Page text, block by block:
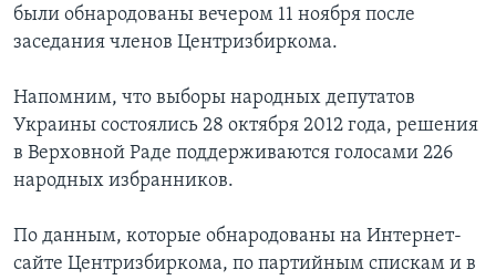
были обнародованы вечером 11 ноября после
заседания членов Центризбиркома.
Напомним, что выборы народных депутатов
Украины состоялись 28 октября 2012 года, решения
в Верховной Раде поддерживаются голосами 226
народных избранников.
По данным, которые обнародованы на Интернет-
сайте Центризбиркома, по партийным спискам и в